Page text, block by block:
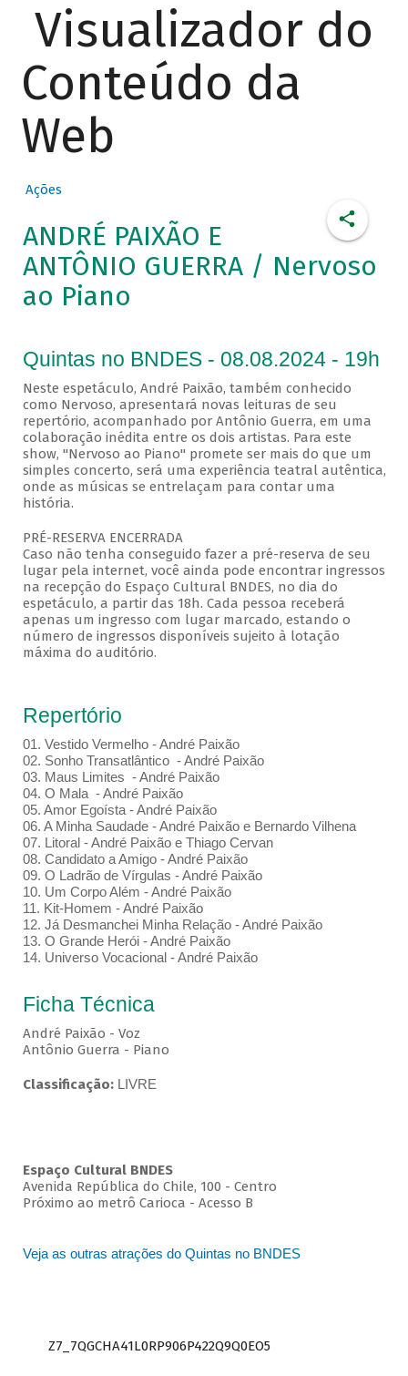
Visualizador do
Conteúdo da
Web
Ações
ANDRÉ PAIXÃO E
ANTÔNIO GUERRA / Nervoso
ao Piano
Quintas no BNDES - 08.08.2024 - 19h
Neste espetáculo, André Paixão, também conhecido
como Nervoso, apresentará novas leituras de seu
repertório, acompanhado por Antônio Guerra, em uma
colaboração inédita entre os dois artistas. Para este
show, "Nervoso ao Piano" promete ser mais do que um
simples concerto, será uma experiência teatral autêntica,
onde as músicas se entrelaçam para contar uma
história.
PRÉ-RESERVA ENCERRADA
Caso não tenha conseguido fazer a pré-reserva de seu
lugar pela internet, você ainda pode encontrar ingressos
na recepção do Espaço Cultural BNDES, no dia do
espetáculo, a partir das 18h. Cada pessoa receberá
apenas um ingresso com lugar marcado, estando o
número de ingressos disponíveis sujeito à lotação
máxima do auditório.
Repertório
01. Vestido Vermelho - André Paixão
02. Sonho Transatlântico - André Paixão
03. Maus Limites - André Paixão
04. O Mala - André Paixão
05. Amor Egoísta - André Paixão
06. A Minha Saudade - André Paixão e Bernardo Vilhena
07. Litoral - André Paixão e Thiago Cervan
08. Candidato a Amigo - André Paixão
09. O Ladrão de Vírgulas - André Paixão
10. Um Corpo Além - André Paixão
11. Kit-Homem - André Paixão
12. Já Desmanchei Minha Relação - André Paixão
13. O Grande Herói - André Paixão
14. Universo Vocacional - André Paixão
Ficha Técnica
André Paixão - Voz
Antônio Guerra - Piano
Classificação: LIVRE
Espaço Cultural BNDES
Avenida República do Chile, 100 - Centro
Próximo ao metrô Carioca - Acesso B
Veja as outras atrações do Quintas no BNDES
Z7_7QGCHA41L0RP906P422Q9Q0EO5